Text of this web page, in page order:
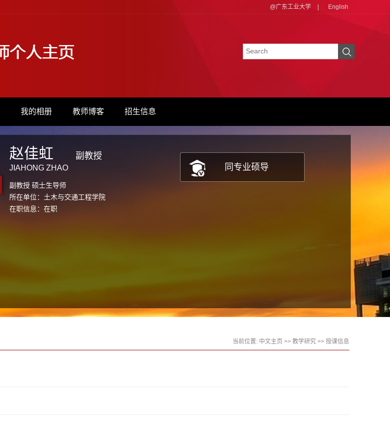
@广东工业大学 English
我的相册 教师博客 招生信息
赵佳虹
JIAHONG ZHAO
副教授
副教授 硕士生导师
所在单位：土木与交通工程学院
在职信息：在职
同专业硕导
当前位置: 中文主页 >> 教学研究 >> 授课信息